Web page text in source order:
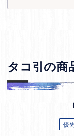
タコ引の商
優